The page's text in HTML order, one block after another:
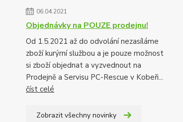
06.04.2021
Objednávky na POUZE prodejnu!
Od 1.5.2021 až do odvolání nezasíláme
zboží kurýrní službou a je pouze možnost
si zboží objednat a vyzvednout na
Prodejně a Servisu PC-Rescue v Kobeři...
číst celé
Zobrazit všechny novinky